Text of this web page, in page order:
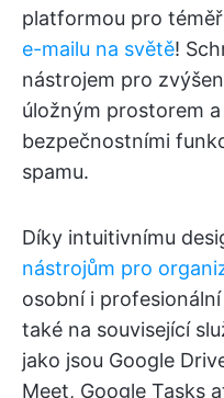
platformou pro téměř
e-mailu na světě!
nástrojem pro
úložným prostorem
bezpečnostními
spamu.
Díky intuitivnímu
nástrojům pro
osobní i
také na související
jako jsou Google
Meet, Google Tasks